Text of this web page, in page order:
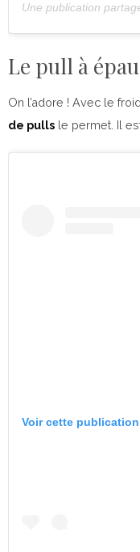
Une publication
Le pull à
On l’adore ! Avec le
de pulls le permet. Il
Voir cette